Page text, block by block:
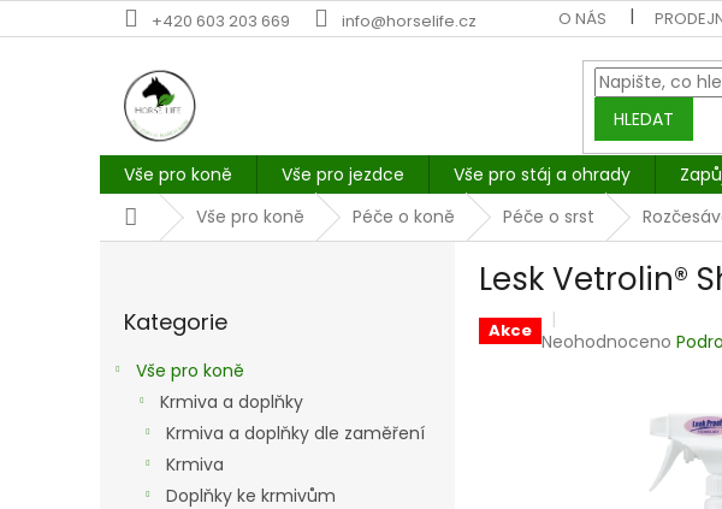
na
+420 603 203 669 info@horselife.cz O NÁS
HLEDAT
Vše pro koně Vše pro jezdce Vše pro stáj a ohrady
DomůVše pro koně Péče o koně Péče o srst
kategorie
Kategorie
Vše pro koně
Krmiva a doplňky
Krmiva a doplňky dle zaměření
Krmiva
Doplňky ke krmivům
Lesk Vetrolin®
Akce Průměrné
Neohodnoceno